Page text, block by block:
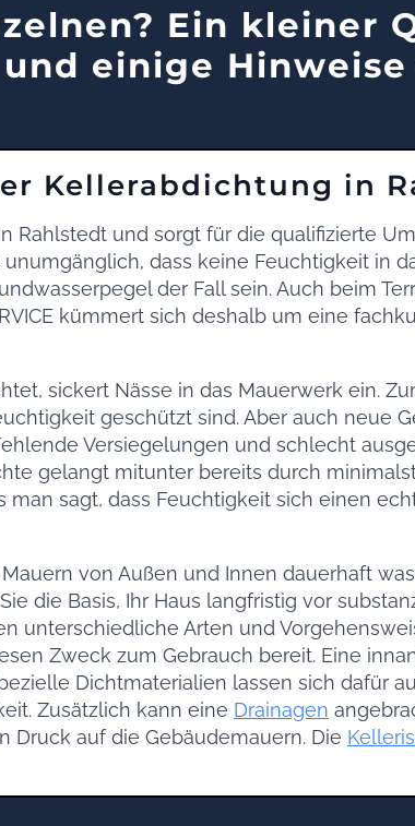
Ein kleiner
einige
Kellerabdichtung in
und sorgt für die qualifizierte
dass keine Feuchtigkeit in
der Fall sein. Auch beim
kümmert sich deshalb um eine
sickert Nässe in das Mauerwerk ein.
geschützt sind. Aber auch neue
Versiegelungen und schlecht
gelangt mitunter bereits durch
sagt, dass Feuchtigkeit sich einen
von Außen und Innen dauerhaft
die Basis, Ihr Haus langfristig vor
unterschiedliche Arten und
Zweck zum Gebrauch bereit. Eine
Dichtmaterialien lassen sich dafür
Zusätzlich kann eine Drainagen
Druck auf die Gebäudemauern. Die